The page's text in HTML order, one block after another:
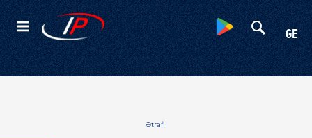
GE
Kateqoriyalar
Ətraflı